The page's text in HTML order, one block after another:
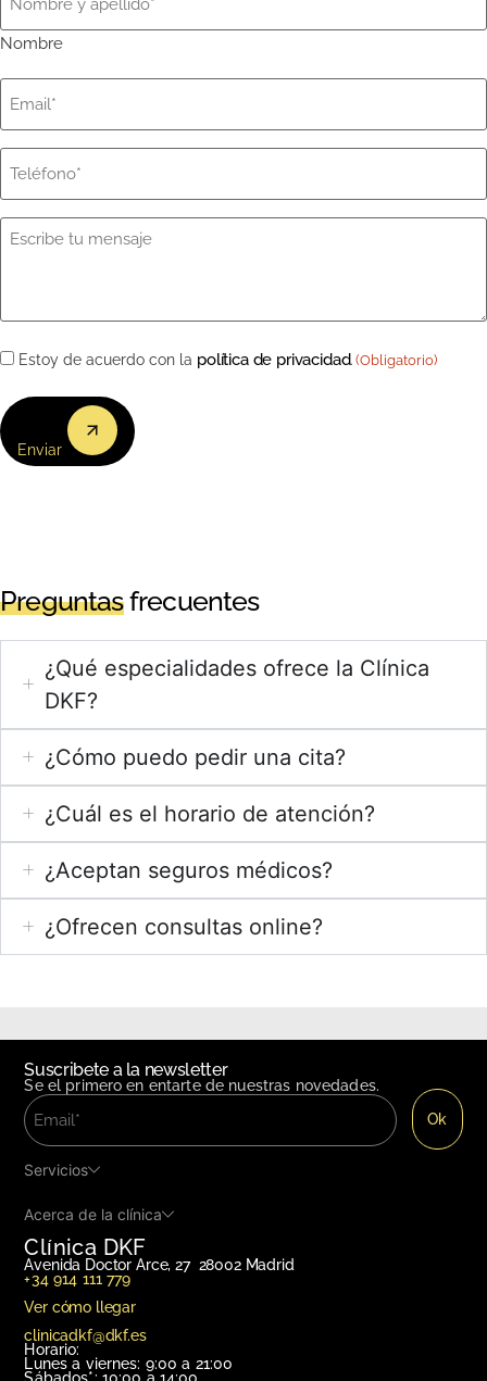
(Obligatorio)
Nombre
Email
(Obligatorio)
Teléfono
(Obligatorio)
Mensaje
(Obligatorio)
Consentimiento
Estoy de acuerdo con la política de privacidad. (Obligatorio)
Enviar
Preguntasfrecuentes
¿Qué especialidades ofrece la Clínica
DKF?
¿Cómo puedo pedir una cita?
¿Cuál es el horario de atención?
¿Aceptan seguros médicos?
¿Ofrecen consultas online?
Clínica DKF
Avenida Doctor Arce, 27 28002 Madrid
+34 914 111 779
Ver cómo llegar
clinicadkf@dkf.es
Horario:
Lunes a viernes: 9:00 a 21:00
Suscribete a la newsletter
Se el primero en entarte de nuestras novedades.
Servicios
Acerca de la clínica